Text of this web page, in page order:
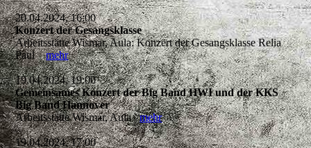
20.04.2024, 16:00
Konzert der Gesangsklasse
Arbeitsstätte Wismar, Aula: Konzert der Gesangsklasse Relia
Paulmehr
19.04.2024, 19:00
Gemeinsames Konzert der Big Band HWI und der KKS
Big Band Hannover
Arbeitsstätte Wismar, Aulamehr
19.04.2024, 17:00